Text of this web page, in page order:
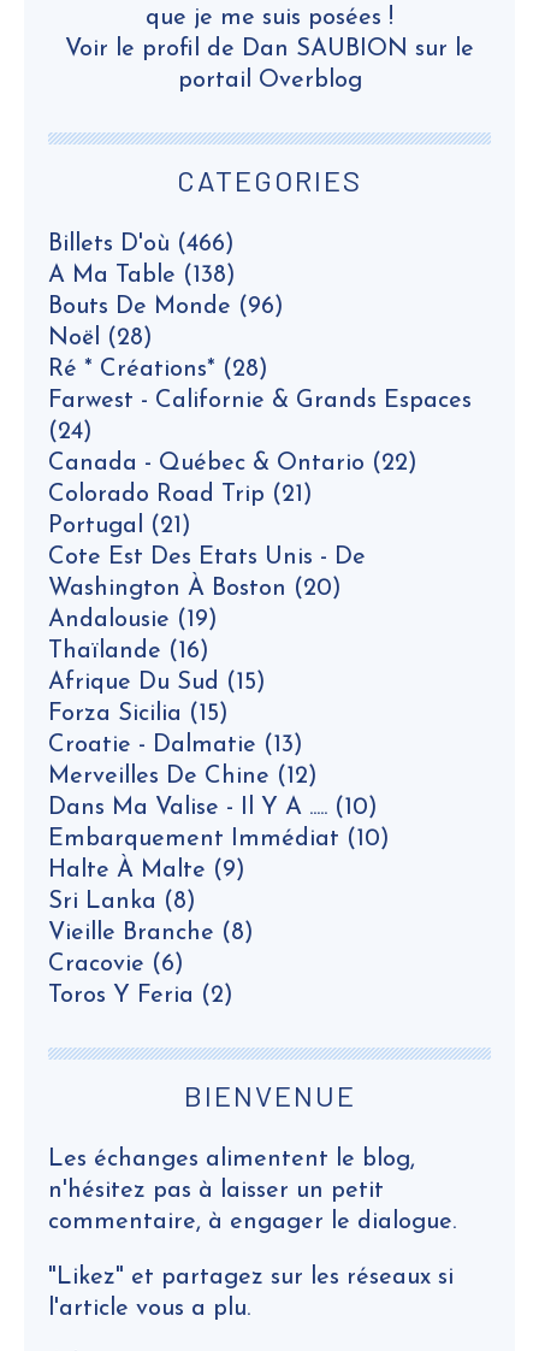
CATEGORIES
Billets D'où (466)
A Ma Table (138)
Bouts De Monde (96)
Noël (28)
Ré * Créations* (28)
Farwest - Californie & Grands Espaces
(24)
Canada - Québec & Ontario (22)
Colorado Road Trip (21)
Portugal (21)
Cote Est Des Etats Unis - De
Washington À Boston (20)
Andalousie (19)
Thaïlande (16)
Afrique Du Sud (15)
Forza Sicilia (15)
Croatie - Dalmatie (13)
Merveilles De Chine (12)
Dans Ma Valise - Il Y A ..... (10)
Embarquement Immédiat (10)
Halte À Malte (9)
Sri Lanka (8)
Vieille Branche (8)
Cracovie (6)
Toros Y Feria (2)
que je me suis posées !
Voir le profil de Dan SAUBION sur le
portail Overblog
BIENVENUE
Les échanges alimentent le blog,
n'hésitez pas à laisser un petit
commentaire, à engager le dialogue.
"Likez" et partagez sur les réseaux si
l'article vous a plu.